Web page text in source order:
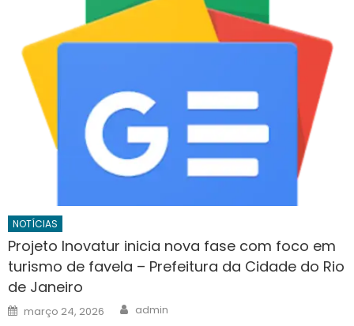
NOTÍCIAS
Projeto Inovatur inicia nova fase com foco em
turismo de favela – Prefeitura da Cidade do Rio
de Janeiro
Posted
on
março 24, 2026 Author
admin